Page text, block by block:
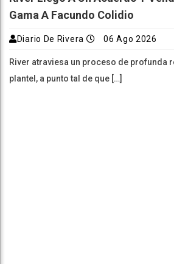
Gama A Facundo Colidio
Diario De Rivera 06 Ago 2026
River atraviesa un proceso de profunda
plantel, a punto tal de que […]